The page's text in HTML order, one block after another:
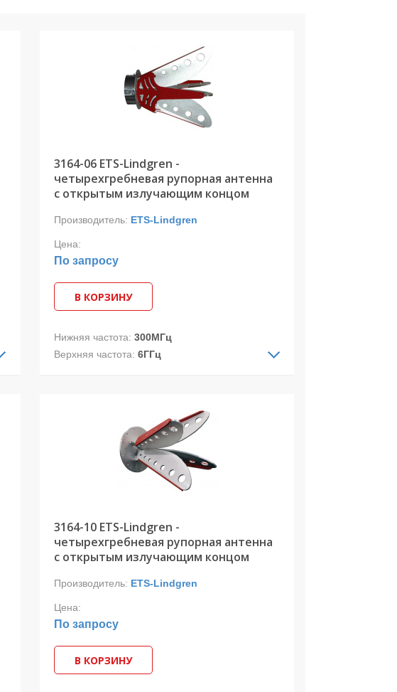
3164-06 ETS-Lindgren -
четырехгребневая рупорная антенна
с открытым излучающим концом
Производитель: ETS-Lindgren
Цена:
По запросу
В КОРЗИНУ
Нижняя частота:300МГц
Верхняя частота:6ГГц
· Равномерное усиление на 2/3 частотного
· Линейная или круговая поляризация (с
гибридным ответвителем)
3164-10 ETS-Lindgren -
четырехгребневая рупорная антенна
с открытым излучающим концом
Производитель: ETS-Lindgren
Цена:
По запросу
В КОРЗИНУ